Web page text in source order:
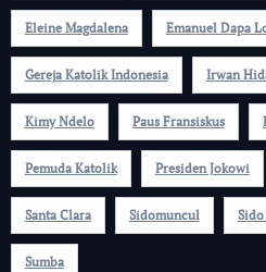
Eleine Magdalena Emanuel Dapa
Gereja Katolik Indonesia Irwan
Kimy Ndelo Paus Fransiskus
Pemuda Katolik Presiden Jokowi
Santa Clara Sidomuncul
Sumba